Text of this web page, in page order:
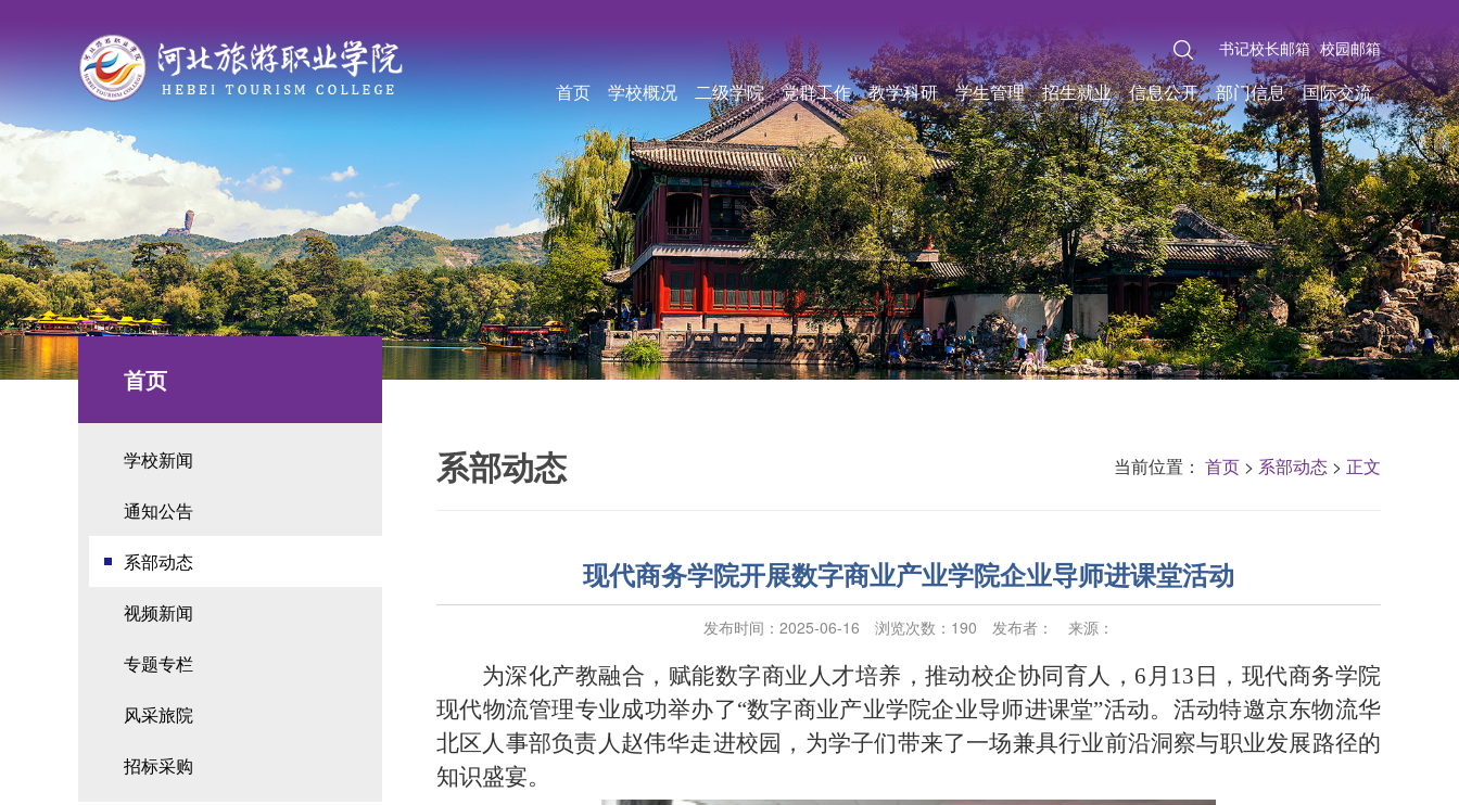
校园邮箱
书记校长邮箱
首页 学校概况 二级学院 党群工作 教学科研 学生管理 招生就业 信息公开 部门信息 国际交流
首页
学校新闻
通知公告
系部动态
视频新闻
专题专栏
风采旅院
招标采购
系部动态 当前位置： 首页 > 系部动态 > 正文
现代商务学院开展数字商业产业学院企业导师进课堂活动
发布时间：2025-06-16 浏览次数： 190 发布者： 来源：
为深化产教融合，赋能数字商业人才培养，推动校企协同育人，6月13日，现代商务学院
现代物流管理专业成功举办了“数字商业产业学院企业导师进课堂”活动。活动特邀京东物流华
北区人事部负责人赵伟华走进校园，为学子们带来了一场兼具行业前沿洞察与职业发展路径的
知识盛宴。